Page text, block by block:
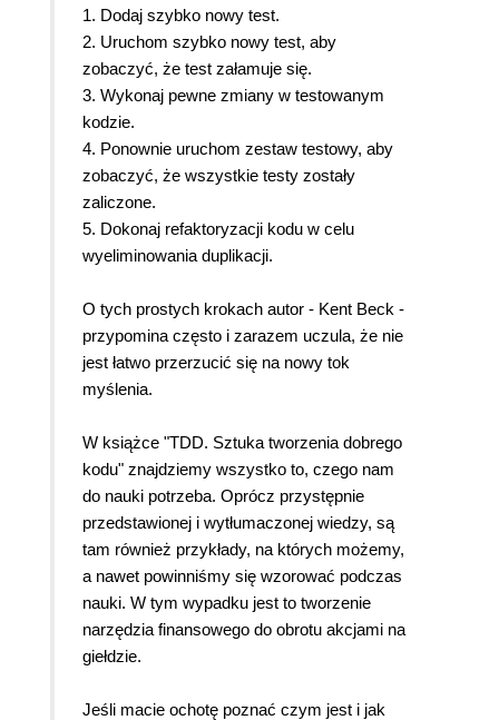
1. Dodaj szybko nowy test.
2. Uruchom szybko nowy test, aby
zobaczyć, że test załamuje się.
3. Wykonaj pewne zmiany w testowanym
kodzie.
4. Ponownie uruchom zestaw testowy, aby
zobaczyć, że wszystkie testy zostały
zaliczone.
5. Dokonaj refaktoryzacji kodu w celu
wyeliminowania duplikacji.
O tych prostych krokach autor - Kent Beck -
przypomina często i zarazem uczula, że nie
jest łatwo przerzucić się na nowy tok
myślenia.
W książce "TDD. Sztuka tworzenia dobrego
kodu" znajdziemy wszystko to, czego nam
do nauki potrzeba. Oprócz przystępnie
przedstawionej i wytłumaczonej wiedzy, są
tam również przykłady, na których możemy,
a nawet powinniśmy się wzorować podczas
nauki. W tym wypadku jest to tworzenie
narzędzia finansowego do obrotu akcjami na
giełdzie.
Jeśli macie ochotę poznać czym jest i jak